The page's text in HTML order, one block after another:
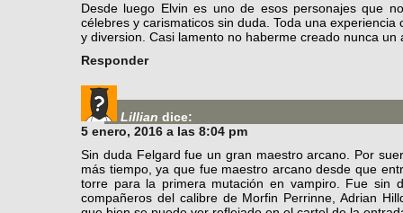
Desde luego Elvin es uno de esos personajes que
célebres y carismaticos sin duda. Toda una
y diversion. Casi lamento no haberme creado nunca
Responder
Lillian dice:
5 enero, 2016 a las 8:04 pm
Sin duda Felgard fue un gran maestro arcano. Por
más tiempo, ya que fue maestro arcano desde que
torre para la primera mutación en vampiro. Fue sin
compañeros del calibre de Morfin Perrinne, Adrian